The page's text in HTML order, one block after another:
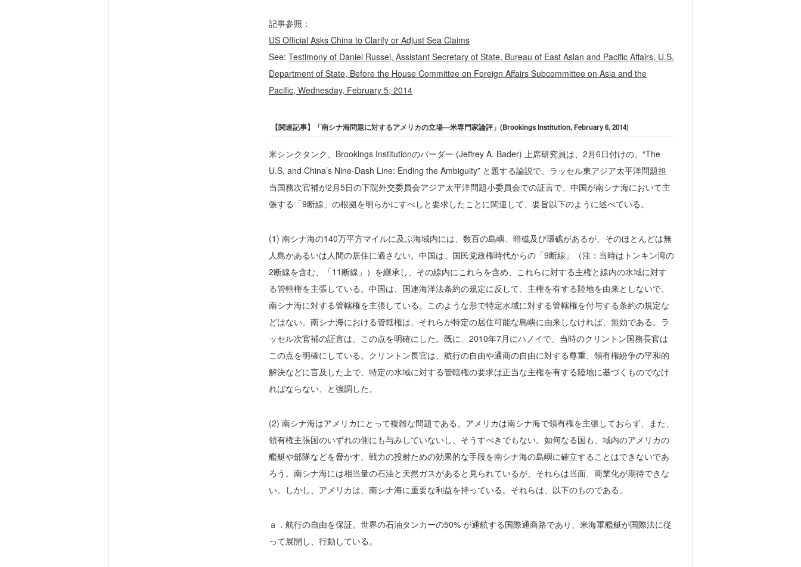
記事参照：
US Official Asks China to Clarify or Adjust Sea Claims
See: Testimony of Daniel Russel, Assistant Secretary of State, Bureau of East Asian and Pacific Affairs, U.S.
Department of State, Before the House Committee on Foreign Affairs Subcommittee on Asia and the
Pacific, Wednesday, February 5, 2014
【関連記事】 「南シナ海問題に対するアメリカの立場―米専門家論評」(Brookings Institution, February 6, 2014)
米シンクタンク、Brookings Institutionのバーダー (Jeffrey A. Bader) 上席研究員は、2月6日付けの、“The
U.S. and China’s Nine-Dash Line: Ending the Ambiguity” と題する論説で、ラッセル東アジア太平洋問題担
当国務次官補が2月5日の下院外交委員会アジア太平洋問題小委員会での証言で、中国が南シナ海において主
張する「9断線」の根拠を明らかにすべしと要求したことに関連して、要旨以下のように述べている。
(1) 南シナ海の140万平方マイルに及ぶ海域内には、数百の島嶼、暗礁及び環礁があるが、そのほとんどは無
人島かあるいは人間の居住に適さない。中国は、国民党政権時代からの「9断線」（注：当時はトンキン湾の
2断線を含む、「11断線」）を継承し、その線内にこれらを含め、これらに対する主権と線内の水域に対す
る管轄権を主張している。中国は、国連海洋法条約の規定に反して、主権を有する陸地を由来としないで、
南シナ海に対する管轄権を主張している。このような形で特定水域に対する管轄権を付与する条約の規定な
どはない。南シナ海における管轄権は、それらが特定の居住可能な島嶼に由来しなければ、無効である。ラ
ッセル次官補の証言は、この点を明確にした。既に、2010年7月にハノイで、当時のクリントン国務長官は
この点を明確にしている。クリントン長官は、航行の自由や通商の自由に対する尊重、領有権紛争の平和的
解決などに言及した上で、特定の水域に対する管轄権の要求は正当な主権を有する陸地に基づくものでなけ
ればならない、と強調した。
(2) 南シナ海はアメリカにとって複雑な問題である。アメリカは南シナ海で領有権を主張しておらず、また、
領有権主張国のいずれの側にも与みしていないし、そうすべきでもない。如何なる国も、域内のアメリカの
艦艇や部隊などを脅かす、戦力の投射ための効果的な手段を南シナ海の島嶼に確立することはできないであ
ろう。南シナ海には相当量の石油と天然ガスがあると見られているが、それらは当面、商業化が期待できな
い。しかし、アメリカは、南シナ海に重要な利益を持っている。それらは、以下のものである。
ａ．航行の自由を保証。世界の石油タンカーの50% が通航する国際通商路であり、米海軍艦艇が国際法に従
って展開し、行動している。